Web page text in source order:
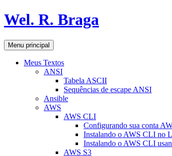
Pular
para
conteúdo
Wel. R. Braga
Pesquisar
Menu principal
Meus Textos
ANSI
Tabela ASCII
Sequências de escape ANSI
Ansible
AWS
AWS CLI
Configurando sua conta
Instalando o AWS CLI no
Instalando o AWS CLI
AWS S3